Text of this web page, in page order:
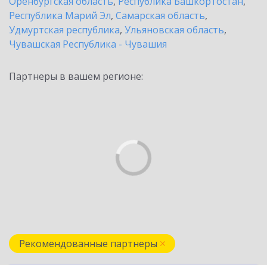
Республика Марий Эл, Самарская область,
Удмуртская республика, Ульяновская область,
Чувашская Республика - Чувашия
Партнеры в вашем регионе:
Рекомендованные партнеры